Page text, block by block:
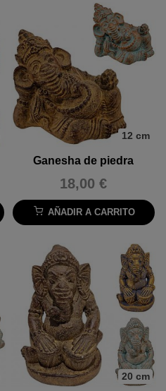
12 cm
Ganesha de piedra
18,00 €
AÑADIR A CARRITO
20 cm